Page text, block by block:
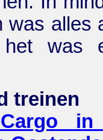
was alles
was
treinen